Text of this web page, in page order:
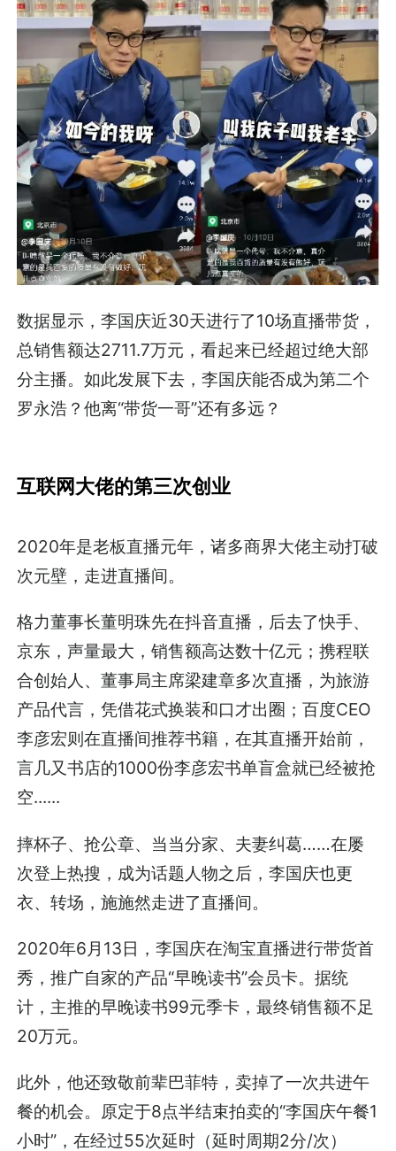
数据显示，李国庆近30天进行了10场直播带货，
总销售额达2711.7万元，看起来已经超过绝大部
分主播。如此发展下去，李国庆能否成为第二个
罗永浩？他离“带货一哥”还有多远？
互联网大佬的第三次创业
2020年是老板直播元年，诸多商界大佬主动打破
次元壁，走进直播间。
格力董事长董明珠先在抖音直播，后去了快手、
京东，声量最大，销售额高达数十亿元；携程联
合创始人、董事局主席梁建章多次直播，为旅游
产品代言，凭借花式换装和口才出圈；百度CEO
李彦宏则在直播间推荐书籍，在其直播开始前，
言几又书店的1000份李彦宏书单盲盒就已经被抢
空......
摔杯子、抢公章、当当分家、夫妻纠葛……在屡
次登上热搜，成为话题人物之后，李国庆也更
衣、转场，施施然走进了直播间。
2020年6月13日，李国庆在淘宝直播进行带货首
秀，推广自家的产品“早晚读书”会员卡。据统
计，主推的早晚读书99元季卡，最终销售额不足
20万元。
此外，他还致敬前辈巴菲特，卖掉了一次共进午
餐的机会。原定于8点半结束拍卖的“李国庆午餐1
小时”，在经过55次延时（延时周期2分/次）